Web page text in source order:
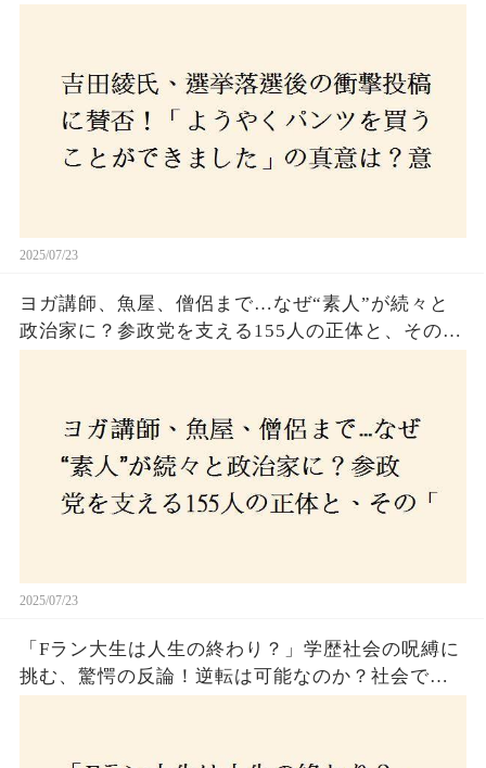
2025/07/23
ヨガ講師、魚屋、僧侶まで…なぜ“素人”が続々と
政治家に？参政党を支える155人の正体と、その
2025/07/23
「Fラン大生は人生の終わり？」学歴社会の呪縛に
挑む、驚愕の反論！逆転は可能なのか？社会で求